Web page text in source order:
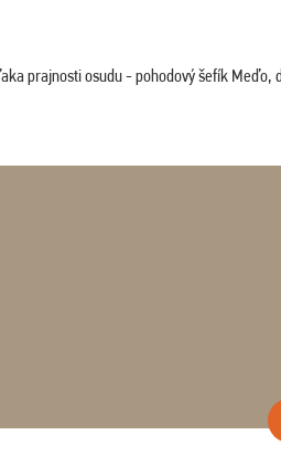
prajnosti osudu - pohodový šefík Meďo,